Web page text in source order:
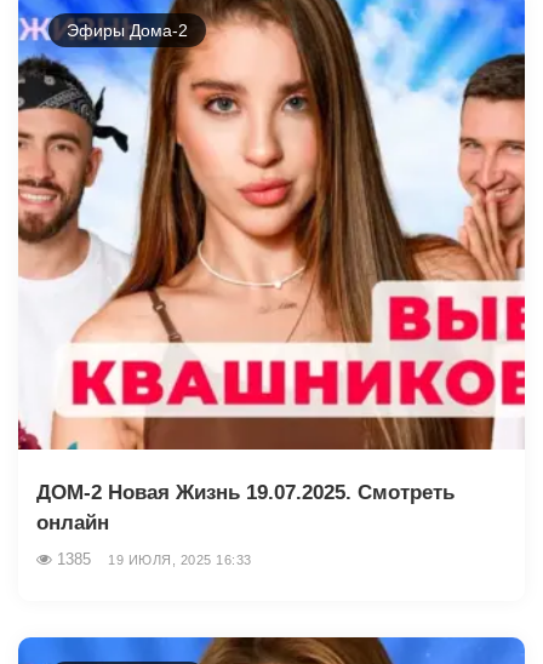
Эфиры Дома-2
ДОМ-2 Новая Жизнь 19.07.2025. Смотреть
онлайн
1385 19 ИЮЛЯ, 2025 16:33